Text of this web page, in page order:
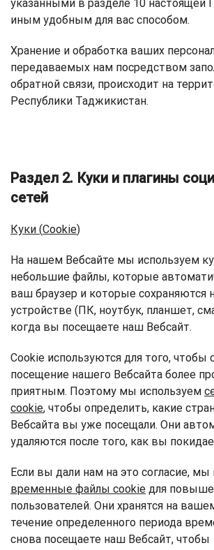
указанными в разделе 10 настоящей
иным удобным для вас способом.
Хранение и обработка ваших
передаваемых нам посредством
обратной связи, происходит на
Республики Таджикистан.
Раздел 2. Куки и плагины
сетей
Куки (Cookie)
На нашем Вебсайте мы используем
небольшие файлы, которые
ваш браузер и которые сохраняются
устройстве (ПК, ноутбук, планшет,
когда вы посещаете наш Вебсайт.
Cookie используются для того, чтобы
посещение нашего Вебсайта более
приятным. Поэтому мы используем
cookie, чтобы определить, какие
Вебсайта вы уже посещали. Они
удаляются после того, как вы
Если вы дали нам на это согласие, мы
временные файлы cookie для
пользователей. Они хранятся на
течение определенного периода
снова посещаете наш Вебсайт, чтобы